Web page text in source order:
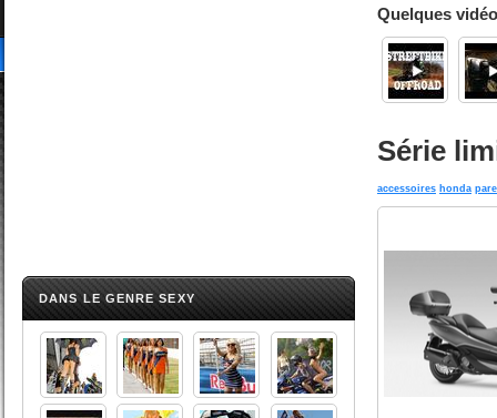
DANS LE GENRE SEXY
Quelques
Série
accessoires honda